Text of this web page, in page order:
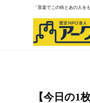
「音楽でこの街とあの人
【今日の